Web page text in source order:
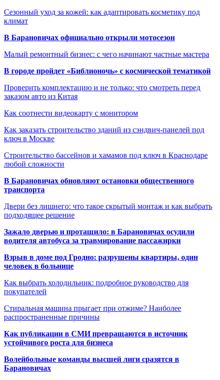
Сезонный уход за кожей: как адаптировать косметику под
климат
В Барановичах официально открыли мотосезон
Малый ремонтный бизнес: с чего начинают частные мастера
В городе пройдет «Библионочь» с космической тематикой
Проверить комплектацию и не только: что смотреть перед
заказом авто из Китая
Как соотнести видеокарту с монитором
Как заказать строительство зданий из сэндвич-панелей под
ключ в Москве
Строительство бассейнов и хамамов под ключ в Краснодаре
любой сложности
В Барановичах обновляют остановки общественного
транспорта
Двери без лишнего: что такое скрытый монтаж и как выбрать
подходящее решение
Зажало дверью и протащило: в Барановичах осудили
водителя автобуса за травмирование пассажирки
Взрыв в доме под Гродно: разрушены квартиры, один
человек в больнице
Как выбрать холодильник: подробное руководство для
покупателей
Стиральная машина прыгает при отжиме? Наиболее
распространенные причины
Как публикации в СМИ превращаются в источник
устойчивого роста для бизнеса
Волейбольные команды высшей лиги сразятся в
Барановичах